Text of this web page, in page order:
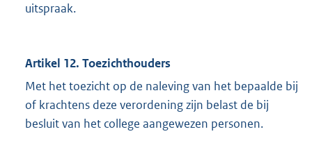
uitspraak.
Artikel 12. Toezichthouders
Met het toezicht op de naleving van het bepaalde bij
of krachtens deze verordening zijn belast de bij
besluit van het college aangewezen personen.